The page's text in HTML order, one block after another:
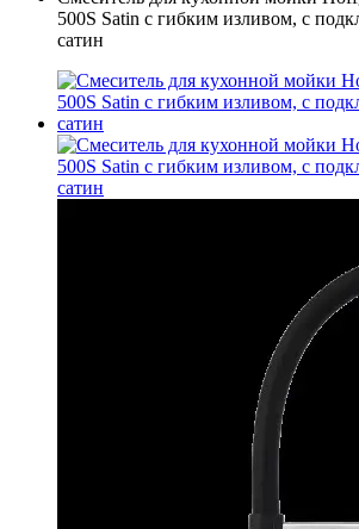
500S Satin с гибким изливом, с
сатин